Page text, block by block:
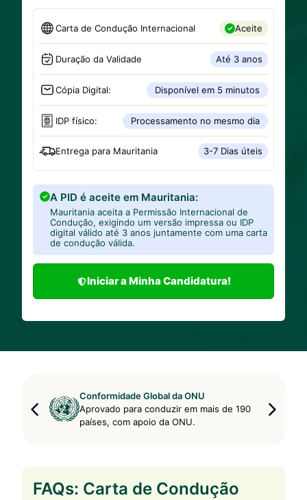
Carta de Condução Internacional Aceite
Duração da Validade Até 3 anos
Cópia Digital: Disponível em 5 minutos
IDP físico: Processamento no mesmo dia
Entrega para Mauritania 3-7 Dias úteis
A PID é aceite em Mauritania:
Mauritania aceita a Permissão Internacional de
Condução, exigindo um versão impressa ou IDP
digital válido até 3 anos juntamente com uma carta
de condução válida.
Iniciar a Minha Candidatura!
Conformidade Global da ONU
Aprovado para conduzir em mais de 190
países, com apoio da ONU.
FAQs: Carta de Condução